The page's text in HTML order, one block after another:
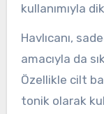
kullanımıyla
Havlıcanı,
amacıyla da
Özellikle cilt
tonik olarak